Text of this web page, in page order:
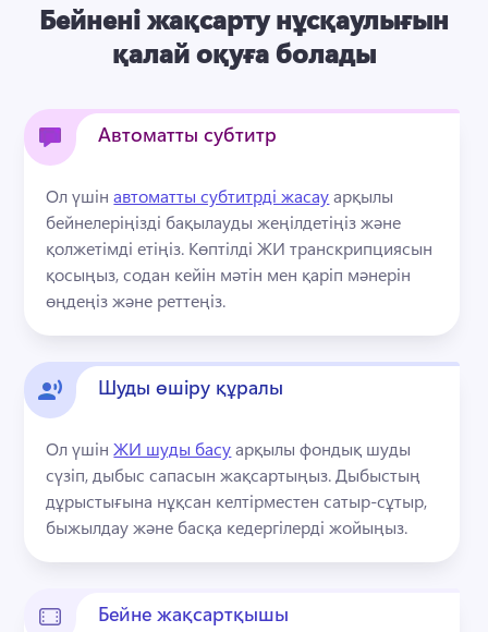
Бейнені жақсарту нұсқаулығын
қалай оқуға болады
Автоматты субтитр
Ол үшін автоматты субтитрді жасау арқылы
бейнелеріңізді бақылауды жеңілдетіңіз және
қолжетімді етіңіз. Көптілді ЖИ транскрипциясын
қосыңыз, содан кейін мәтін мен қаріп мәнерін
өңдеңіз және реттеңіз.
Шуды өшіру құралы
Ол үшін ЖИ шуды басу арқылы фондық шуды
сүзіп, дыбыс сапасын жақсартыңыз. Дыбыстың
дұрыстығына нұқсан келтірместен сатыр-сұтыр,
быжылдау және басқа кедергілерді жойыңыз.
Бейне жақсартқышы